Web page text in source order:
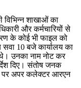
शाखाओं का
और कर्मचारियों से
के कोई भी फाइल को
10 बजे कार्यालय का
थे। उनका नाम नोट कर
दिए। संतोष जनक
पर अपर कलेक्टर आरएन